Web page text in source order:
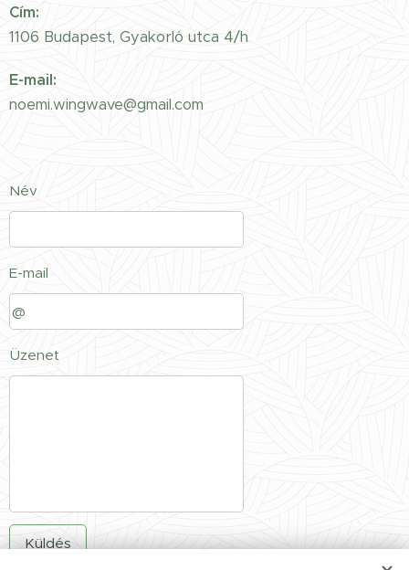
Cím:
1106 Budapest, Gyakorló utca 4/h
E-mail:
noemi.wingwave@gmail.com
Név
E-mail
Üzenet
Küldés